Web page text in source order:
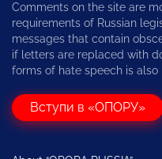
Comments on the site are
requirements of Russian
messages that contain
if letters are replaced with
forms of hate speech is also
Вступи в «ОПОРУ»